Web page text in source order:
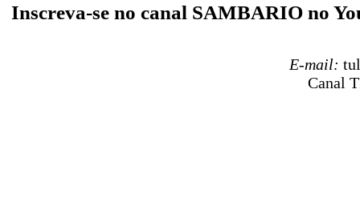
Inscreva-se no canal SAMBARIO no
E-mail:
Canal